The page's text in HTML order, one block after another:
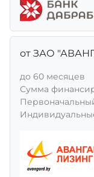
от ЗАО
до 60 месяцев
Сумма